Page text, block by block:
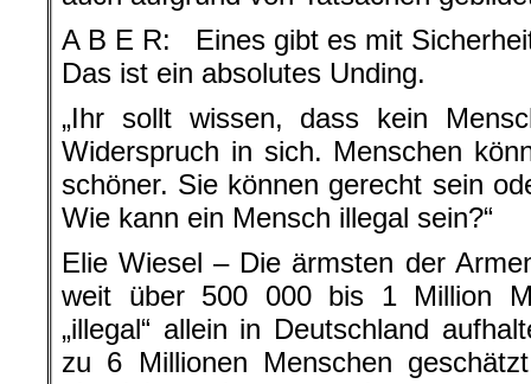
A B E R: Eines gibt es mit
Das ist ein absolutes Unding.
„Ihr sollt wissen, dass kein
Widerspruch in sich. Menschen
schöner. Sie können gerecht sein
Wie kann ein Mensch illegal sein?“
Elie Wiesel – Die ärmsten der
weit über 500 000 bis 1 Million
„illegal“ allein in Deutschland
zu 6 Millionen Menschen